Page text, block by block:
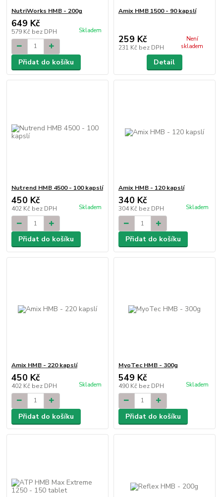
NutriWorks HMB - 200g
649 Kč
579 Kč bez DPH Skladem
Přidat do košíku
Amix HMB 1500 - 90 kapslí
259 Kč
231 Kč bez DPH
Není
skladem
Detail
Nutrend HMB 4500 - 100 kapslí
450 Kč
402 Kč bez DPH Skladem
Přidat do košíku
Amix HMB - 120 kapslí
340 Kč
304 Kč bez DPH Skladem
Přidat do košíku
Amix HMB - 220 kapslí
450 Kč
402 Kč bez DPH Skladem
Přidat do košíku
MyoTec HMB - 300g
549 Kč
490 Kč bez DPH Skladem
Přidat do košíku